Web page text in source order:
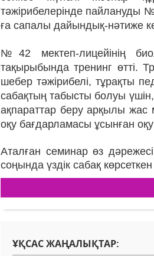
тәжірибелерінде пайлануды
ға сапалы дайындық-нәтиже
№42 мектеп-лицейінің
тақырыбында тренинг өтті.
шебер тәжірибелі, тұрақты
сабақтың табысты болуы
ақпараттар беру арқылы жас
оқу бағдарламасы ұсынған
Аталған семинар өз
соңында үздік сабақ
ҰҚСАС ЖАҢАЛЫҚТАР: